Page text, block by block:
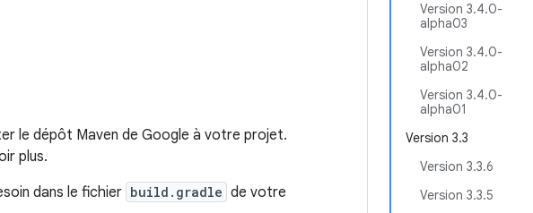
Version 3.4.0-
alpha03
Version 3.4.0-
alpha02
Version 3.4.0-
alpha01
Version 3.3
Version 3.3.6
Version 3.3.5
le dépôt Maven de Google à votre projet.
plus.
dans le fichier build.gradle de votre